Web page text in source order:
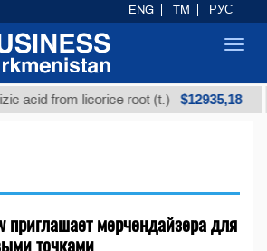
acid from licorice root (t.) $12935,18
приглашает мерчендайзера для
точками
ENG TM РУС